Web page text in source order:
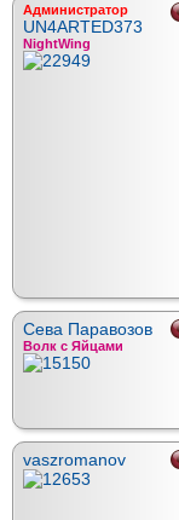
Администратор
UN4ARTED373
NightWing
Сева Паравозов
Волк с Яйцами
vaszromanov